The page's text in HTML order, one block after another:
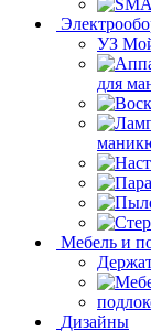
УЗ
для
Мебель и
Дизайны